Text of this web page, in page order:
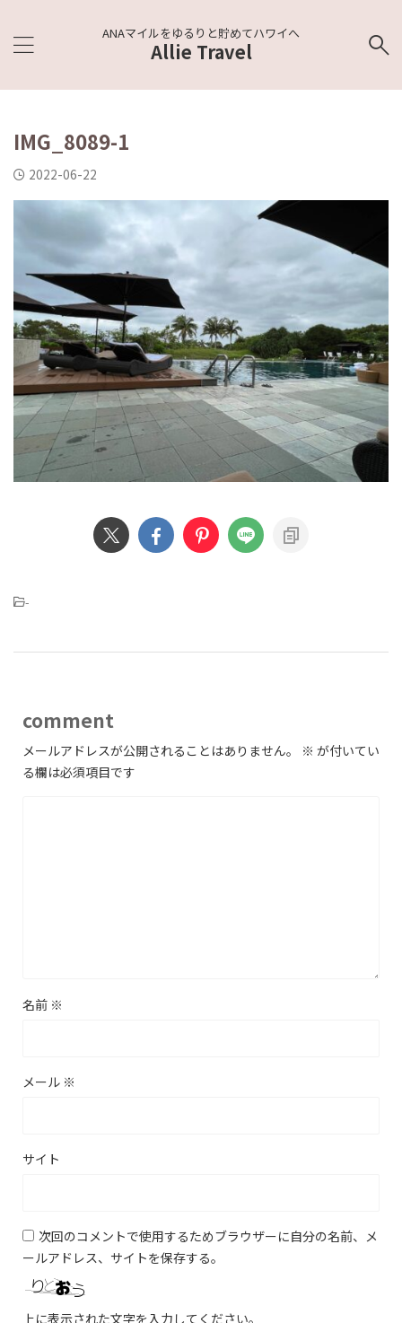
ANAマイルをゆるりと貯めてハワイへ
Allie Travel
IMG_8089-1
2022-06-22
-
comment
メールアドレスが公開されることはありません。 ※ が付いてい
る欄は必須項目です
名前 ※
メール ※
サイト
次回のコメントで使用するためブラウザーに自分の名前、メ
ールアドレス、サイトを保存する。
上に表示された文字を入力してください。